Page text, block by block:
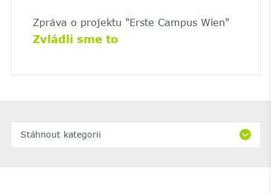
Zpráva o projektu "Erste Campus Wien"
Zvládli sme to
Stáhnout kategorii